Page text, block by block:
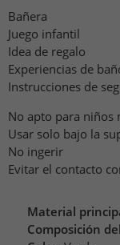
Bañera
Juego infantil
Idea de regalo
Experiencias de
Instrucciones de
No apto para niños
Usar solo bajo la
No ingerir
Evitar el contacto
Material
Composición